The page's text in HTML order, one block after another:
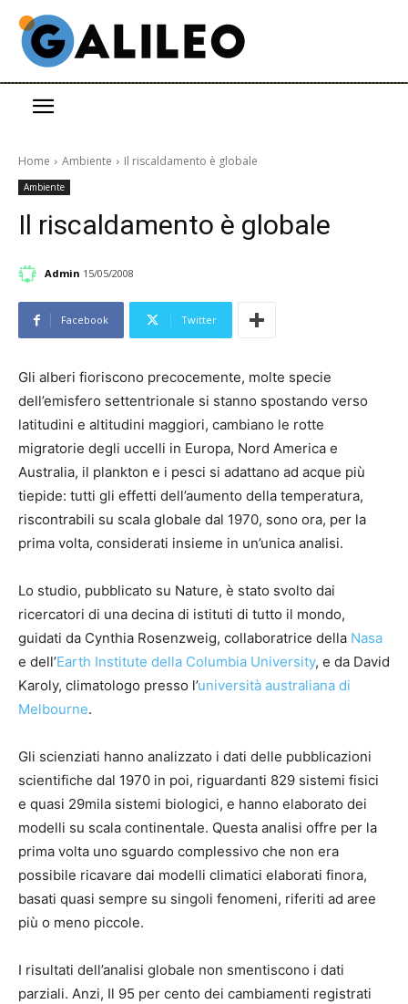
Home Ambiente Il riscaldamento è globale
Ambiente
Il riscaldamento è globale
Admin 15/05/2008
Facebook Twitter
Gli alberi fioriscono precocemente, molte specie
dell’emisfero settentrionale si stanno spostando verso
latitudini e altitudini maggiori, cambiano le rotte
migratorie degli uccelli in Europa, Nord America e
Australia, il plankton e i pesci si adattano ad acque più
tiepide: tutti gli effetti dell’aumento della temperatura,
riscontrabili su scala globale dal 1970, sono ora, per la
prima volta, considerati insieme in un’unica analisi.
Lo studio, pubblicato su Nature, è stato svolto dai
ricercatori di una decina di istituti di tutto il mondo,
guidati da Cynthia Rosenzweig, collaboratrice della Nasa
e dell’Earth Institute della Columbia University, e da David
Karoly, climatologo presso l’università australiana di
Melbourne.
Gli scienziati hanno analizzato i dati delle pubblicazioni
scientifiche dal 1970 in poi, riguardanti 829 sistemi fisici
e quasi 29mila sistemi biologici, e hanno elaborato dei
modelli su scala continentale. Questa analisi offre per la
prima volta uno sguardo complessivo che non era
possibile ricavare dai modelli climatici elaborati finora,
basati quasi sempre su singoli fenomeni, riferiti ad aree
più o meno piccole.
I risultati dell’analisi globale non smentiscono i dati
parziali. Anzi, Il 95 per cento dei cambiamenti registrati